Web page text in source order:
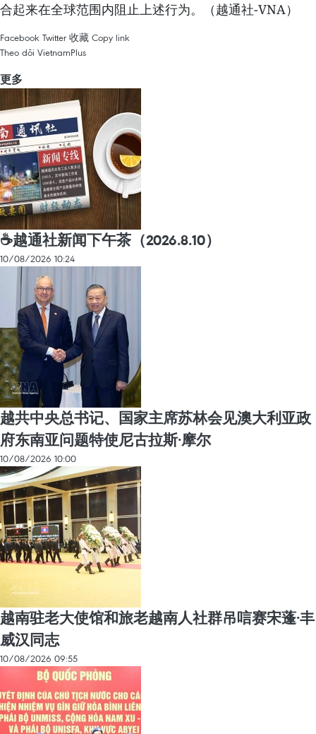
合起来在全球范围内阻止上述行为。（越通社-VNA）
Facebook Twitter 收藏 Copy link
Theo dõi VietnamPlus
更多
☕️越通社新闻下午茶（2026.8.10）
10/08/2026 10:24
越共中央总书记、国家主席苏林会见澳大利亚政
府东南亚问题特使尼古拉斯·摩尔
10/08/2026 10:00
越南驻老大使馆和旅老越南人社群吊唁赛宋蓬·丰
威汉同志
10/08/2026 09:55